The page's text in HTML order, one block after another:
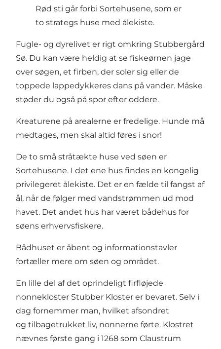
Rød sti går forbi Sortehusene, som er
to strategs huse med ålekiste.
Fugle- og dyrelivet er rigt omkring Stubbergård
Sø. Du kan være heldig at se fiskeørnen jage
over søgen, et firben, der soler sig eller de
toppede lappedykkeres dans på vander. Måske
støder du også på spor efter oddere.
Kreaturene på arealerne er fredelige. Hunde må
medtages, men skal altid føres i snor!
De to små stråtækte huse ved søen er
Sortehusene. I det ene hus findes en kongelig
privilegeret ålekiste. Det er en fælde til fangst af
ål, når de følger med vandstrømmen ud mod
havet. Det andet hus har været bådehus for
søens erhvervsfiskere.
Bådhuset er åbent og informationstavler
fortæller mere om søen og området.
En lille del af det oprindeligt firfløjede
nonnekloster Stubber Kloster er bevaret. Selv i
dag fornemmer man, hvilket afsondret
og tilbagetrukket liv, nonnerne førte. Klostret
nævnes første gang i 1268 som Claustrum